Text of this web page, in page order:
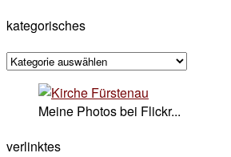
kategorisches
kategorisches
Meine Photos bei Flickr...
verlinktes